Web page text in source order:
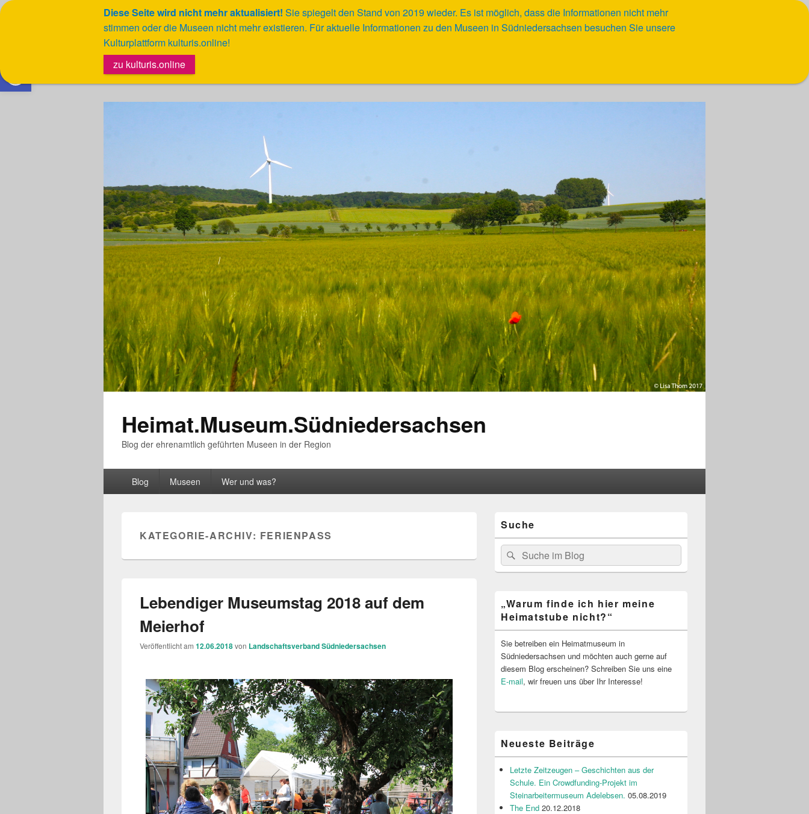
Heimat.Museum.Südniedersachsen
Blog der ehrenamtlich geführten Museen in der Region
Blog Museen Wer und was?
KATEGORIE-ARCHIV: FERIENPASS
Lebendiger Museumstag 2018 auf dem
Meierhof
Veröffentlicht am 12.06.2018von Landschaftsverband Südniedersachsen
Seitenleisten
Widget-
Bereich
Suche
Search
for:
Suche
„Warum finde ich hier meine
Heimatstube nicht?“
Sie betreiben ein Heimatmuseum in
Südniedersachsen und möchten auch gerne auf
diesem Blog erscheinen? Schreiben Sie uns eine
E-mail, wir freuen uns über Ihr Interesse!
Neueste Beiträge
Letzte Zeitzeugen – Geschichten aus der
Schule. Ein Crowdfunding-Projekt im
Steinarbeitermuseum Adelebsen. 05.08.2019
The End 20.12.2018
Diese Seite wird nicht mehr aktualisiert! Sie spiegelt den Stand von 2019 wieder. Es ist möglich, dass die Informationen nicht mehr
stimmen oder die Museen nicht mehr existieren. Für aktuelle Informationen zu den Museen in Südniedersachsen besuchen Sie unsere
Kulturplattform kulturis.online!
zu kulturis.online